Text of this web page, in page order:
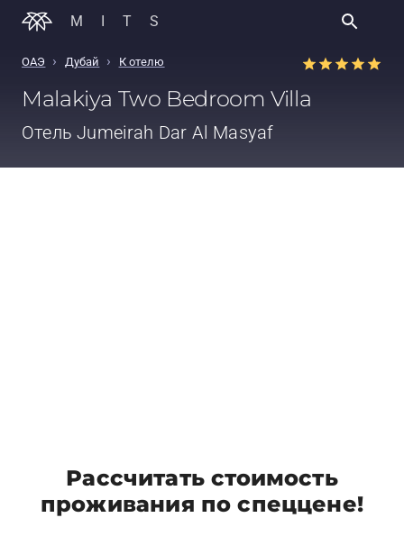
MITS
ОАЭ › Дубай › К отелю
Malakiya Two Bedroom Villa
ОтельJumeirah Dar Al Masyaf
Рассчитать стоимость
проживания по спеццене!